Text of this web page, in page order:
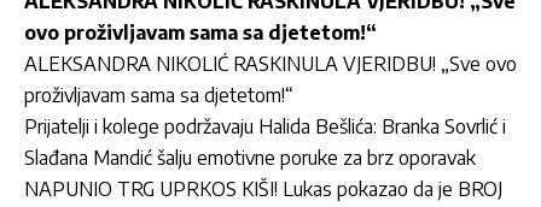
ovo proživljavam sama sa djetetom!“
ALEKSANDRA NIKOLIĆ RASKINULA VJERIDBU! „Sve ovo
proživljavam sama sa djetetom!“
Prijatelji i kolege podržavaju Halida Bešlića: Branka Sovrlić i
Slađana Mandić šalju emotivne poruke za brz oporavak
NAPUNIO TRG UPRKOS KIŠI! Lukas pokazao da je BROJ